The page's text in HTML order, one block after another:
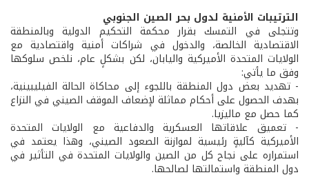
الترتيبات الأمنية لدول بحر الصين الجنوبي
وتتجلى في التمسك بقرار محكمة التحكيم الدولية وبالمنطقة
الاقتصادية الخالصة، والدخول في شراكات أمنية واقتصادية مع
الولايات المتحدة الأميركية واليابان، لكن بشكلٍ عام، نلخص سلوكها
وفق ما يأتي:
- تهديد بعض دول المنطقة باللجوء إلى محاكاة الحالة الفيليبينية،
بهدف الحصول على أحكام مماثلة لإضعاف الموقف الصيني في النزاع
كما حصل مع ماليزيا.
- تعميق علاقاتها العسكرية والدفاعية مع الولايات المتحدة
الأميركية كآليةٍ رئيسية لموازنة الصعود الصيني، وهذا يعتمد في
استمراره على نجاح كل من الصين والولايات المتحدة في التأثير في
دول المنطقة واستمالتها لصالحها.